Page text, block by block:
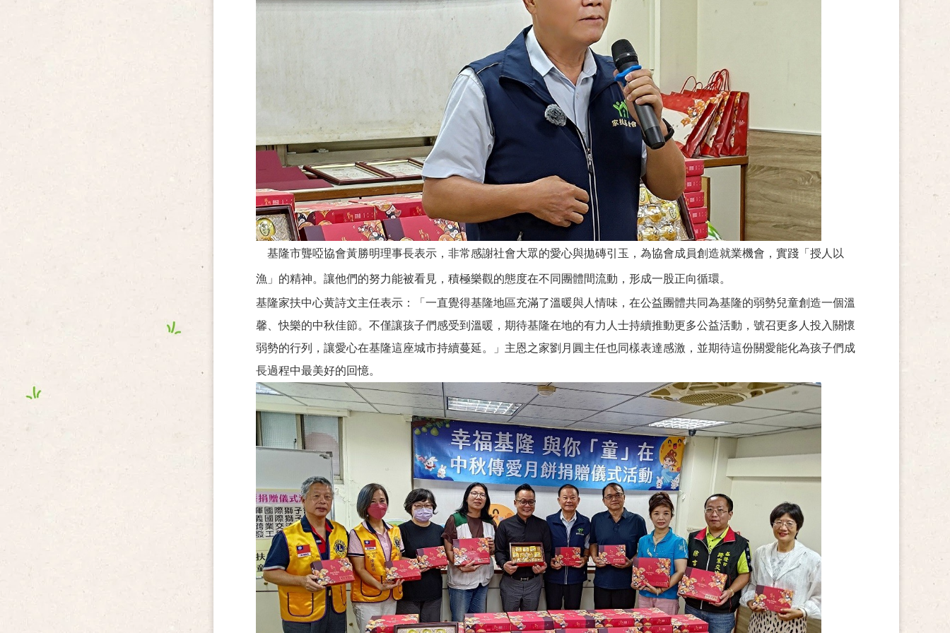
基隆市聾啞協會黃勝明理事長表示，非常感謝社會大眾的愛心與拋磚引玉，為協會成員創造就業機會，實踐「授人以
漁」的精神。讓他們的努力能被看見，積極樂觀的態度在不同團體間流動，形成一股正向循環。
基隆家扶中心黄詩文主任表示：「一直覺得基隆地區充滿了溫暖與人情味，在公益團體共同為基隆的弱勢兒童創造一個溫
馨、快樂的中秋佳節。不僅讓孩子們感受到溫暖，期待基隆在地的有力人士持續推動更多公益活動，號召更多人投入關懷
弱勢的行列，讓愛心在基隆這座城市持續蔓延。」主恩之家劉月圓主任也同樣表達感激，並期待這份關愛能化為孩子們成
長過程中最美好的回憶。